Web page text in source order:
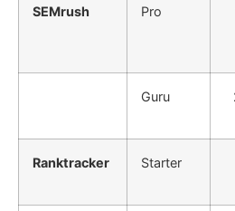
SEMrush Pro
Guru
Ranktracker Starter